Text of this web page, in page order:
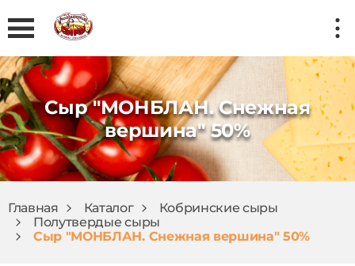
Сыр "МОНБЛАН. Снежная
вершина" 50%
Главная Каталог
Кобринские сыры
Полутвердые сыры
Сыр "МОНБЛАН. Снежная вершина" 50%